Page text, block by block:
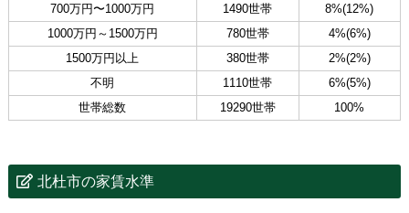
700万円〜1000万円
1490世帯
8%(12%)
1000万円～1500万円
780世帯
4%(6%)
1500万円以上
380世帯
2%(2%)
不明
1110世帯
6%(5%)
世帯総数
19290世帯 100%
北杜市の家賃水準